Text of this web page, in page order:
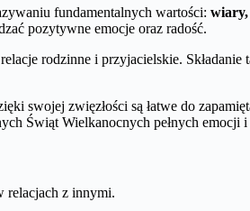
fundamentalnych wartości: wiary,
pozytywne emocje oraz radość.
rodzinne i przyjacielskie. Składanie
swojej zwięzłości są łatwe do
Świąt Wielkanocnych pełnych emocji i
relacjach z innymi.